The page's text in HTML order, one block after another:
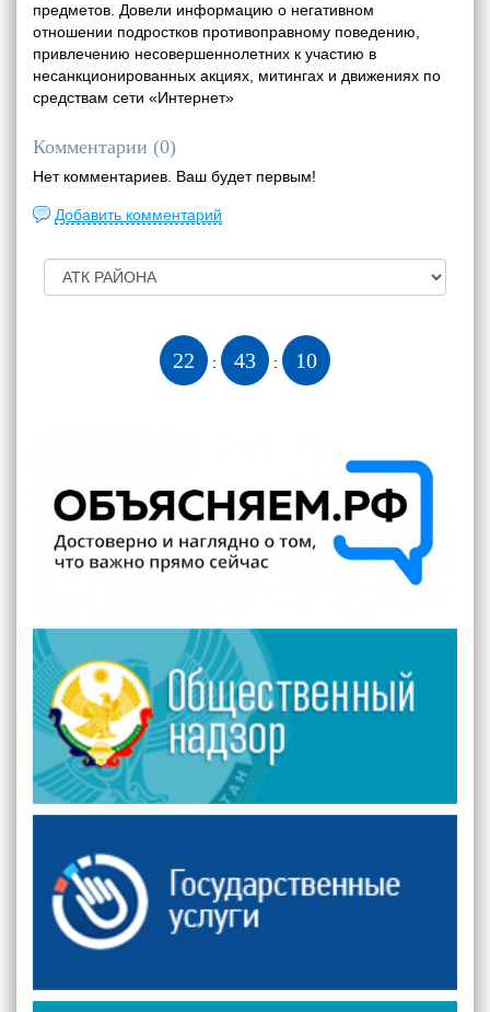
предметов. Довели информацию о негативном
отношении подростков противоправному поведению,
привлечению несовершеннолетних к участию в
несанкционированных акциях, митингах и движениях по
средствам сети «Интернет»
Комментарии (0)
Нет комментариев. Ваш будет первым!
Добавить комментарий
22 : 43 : 11